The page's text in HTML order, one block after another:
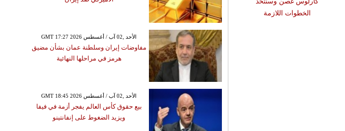
ميشال عون عدم القدرة على
التوافق
الخطوات اللازمة
GMT 17:27 2026 الأحد ,02 آب / أغسطس
مفاوضات إيران وسلطنة عمان بشأن مضيق
هرمز في مراحلها النهائية
GMT 18:45 2026 الأحد ,02 آب / أغسطس
بيع حقوق كأس العالم يفجر أزمة في فيفا
ويزيد الضغوط على إنفانتينو